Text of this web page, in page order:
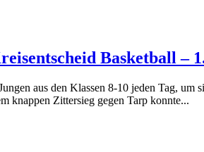
Basketball –
aus den Klassen 8-10 jeden Tag,
knappen Zittersieg gegen Tarp konnte...